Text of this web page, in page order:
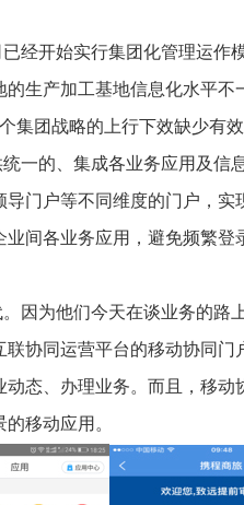
经开始实行集团化管理运作
生产加工基地信息化水平不
集团战略的上行下效缺少有效
一的、集成各业务应用及信
门户等不同维度的门户，实
间各业务应用，避免频繁
因为他们今天在谈业务的路
协同运营平台的移动协同
态、办理业务。而且，移动
移动应用。